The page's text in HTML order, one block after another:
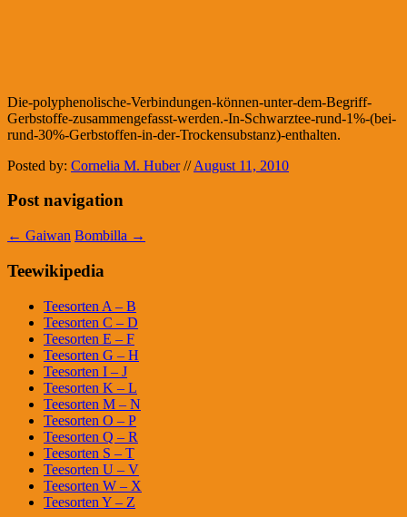
Die-polyphenolische-Verbindungen-können-unter-dem-Begriff-
Gerbstoffe-zusammengefasst-werden.-In-Schwarztee-rund-1%-(bei-
rund-30%-Gerbstoffen-in-der-Trockensubstanz)-enthalten.
Posted by: Cornelia M. Huber //August 11, 2010
Post navigation
← Gaiwan Bombilla →
Teewikipedia
Teesorten A – B
Teesorten C – D
Teesorten E – F
Teesorten G – H
Teesorten I – J
Teesorten K – L
Teesorten M – N
Teesorten O – P
Teesorten Q – R
Teesorten S – T
Teesorten U – V
Teesorten W – X
Teesorten Y – Z